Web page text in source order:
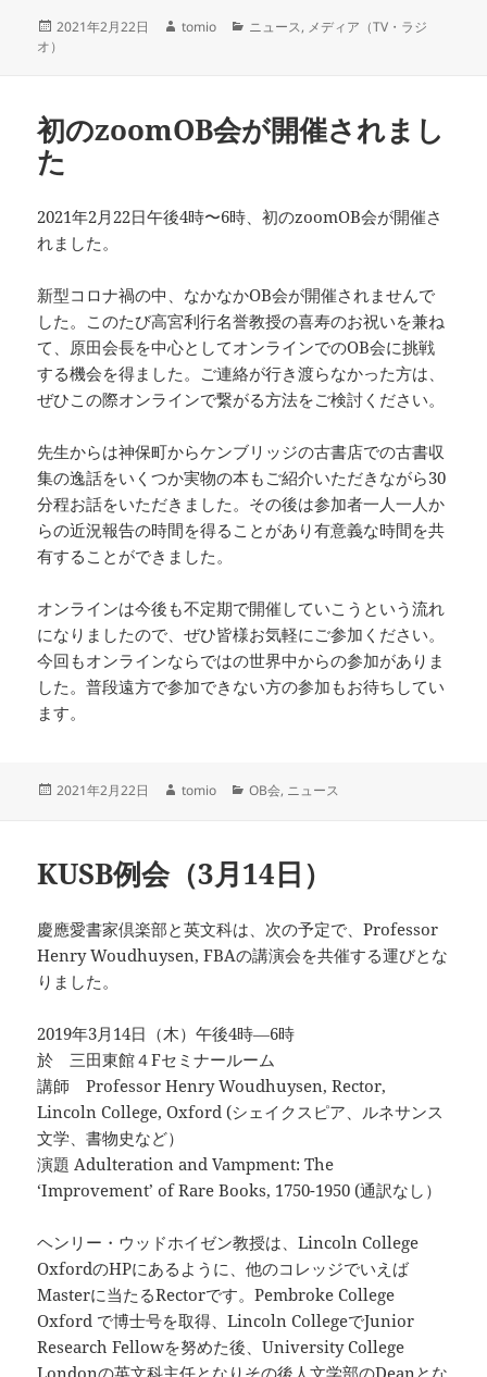
投
2021年2月22日
作
tomio
カ
ニュース, メディア（TV・ラジ
オ）
初のzoomOB会が開催されまし
た
2021年2月22日午後4時〜6時、初のzoomOB会が開催さ
れました。
新型コロナ禍の中、なかなかOB会が開催されませんで
した。このたび高宮利行名誉教授の喜寿のお祝いを兼ね
て、原田会長を中心としてオンラインでのOB会に挑戦
する機会を得ました。ご連絡が行き渡らなかった方は、
ぜひこの際オンラインで繋がる方法をご検討ください。
先生からは神保町からケンブリッジの古書店での古書収
集の逸話をいくつか実物の本もご紹介いただきながら30
分程お話をいただきました。その後は参加者一人一人か
らの近況報告の時間を得ることがあり有意義な時間を共
有することができました。
オンラインは今後も不定期で開催していこうという流れ
になりましたので、ぜひ皆様お気軽にご参加ください。
今回もオンラインならではの世界中からの参加がありま
した。普段遠方で参加できない方の参加もお待ちしてい
ます。
投
2021年2月22日
作
tomio
カ
ー
OB会, ニュース
KUSB例会（3月14日）
慶應愛書家倶楽部と英文科は、次の予定で、Professor
Henry Woudhuysen, FBAの講演会を共催する運びとな
りました。
2019年3月14日（木）午後4時―6時
於 三田東館４Fセミナールーム
講師 Professor Henry Woudhuysen, Rector,
Lincoln College, Oxford (シェイクスピア、ルネサンス
文学、書物史など）
演題 Adulteration and Vampment: The
‘Improvement’ of Rare Books, 1750-1950 (通訳なし）
ヘンリー・ウッドホイゼン教授は、Lincoln College
OxfordのHPにあるように、他のコレッジでいえば
Masterに当たるRectorです。Pembroke College
Oxford で博士号を取得、Lincoln CollegeでJunior
Research Fellowを努めた後、University College